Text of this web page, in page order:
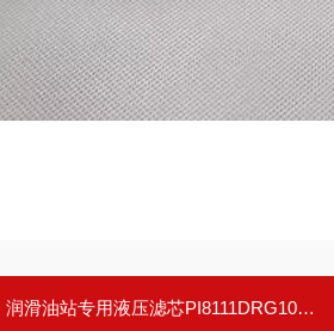
润滑油站专用液压滤芯PI8111DRG10高效